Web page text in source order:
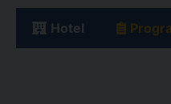
Hotel